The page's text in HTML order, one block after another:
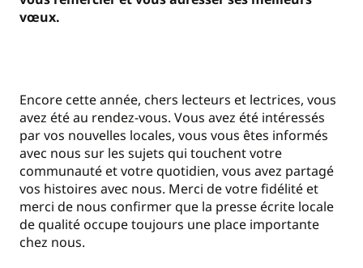
vœux.
Encore cette année, chers lecteurs et lectrices, vous
avez été au rendez-vous. Vous avez été intéressés
par vos nouvelles locales, vous vous êtes informés
avec nous sur les sujets qui touchent votre
communauté et votre quotidien, vous avez partagé
vos histoires avec nous. Merci de votre fidélité et
merci de nous confirmer que la presse écrite locale
de qualité occupe toujours une place importante
chez nous.